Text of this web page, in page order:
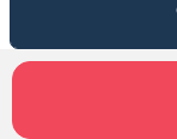
Canales de